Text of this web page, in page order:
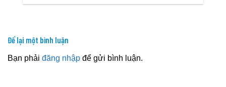
Để lại một bình luận
Bạn phải đăng nhập để gửi bình luận.